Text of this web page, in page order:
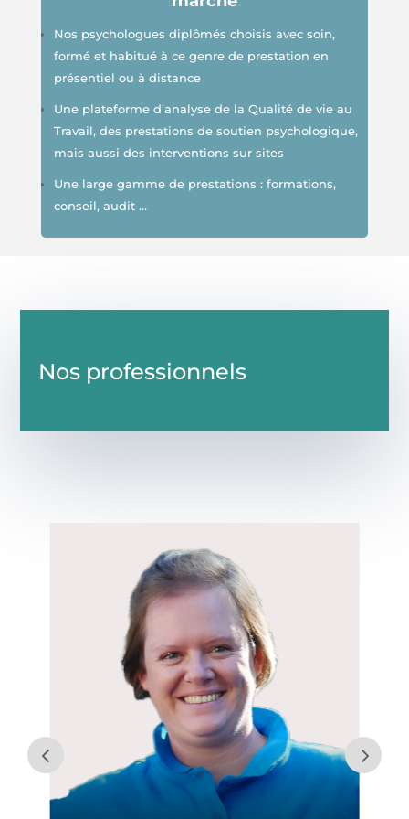
Nos psychologues diplômés choisis avec soin,
formé et habitué à ce genre de prestation en
présentiel ou à distance
Une plateforme d’analyse de la Qualité de vie au
Travail, des prestations de soutien psychologique,
mais aussi des interventions sur sites
Une large gamme de prestations : formations,
conseil, audit …
Nos professionnels